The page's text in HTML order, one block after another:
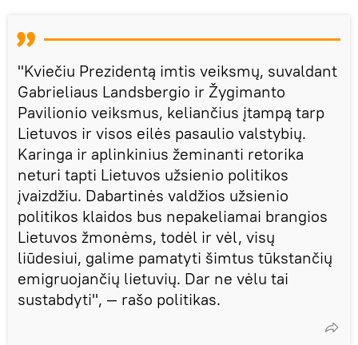
"Kviečiu Prezidentą imtis veiksmų, suvaldant
Gabrieliaus Landsbergio ir Žygimanto
Pavilionio veiksmus, keliančius įtampą tarp
Lietuvos ir visos eilės pasaulio valstybių.
Karinga ir aplinkinius žeminanti retorika
neturi tapti Lietuvos užsienio politikos
įvaizdžiu. Dabartinės valdžios užsienio
politikos klaidos bus nepakeliamai brangios
Lietuvos žmonėms, todėl ir vėl, visų
liūdesiui, galime pamatyti šimtus tūkstančių
emigruojančių lietuvių. Dar ne vėlu tai
sustabdyti", — rašo politikas.